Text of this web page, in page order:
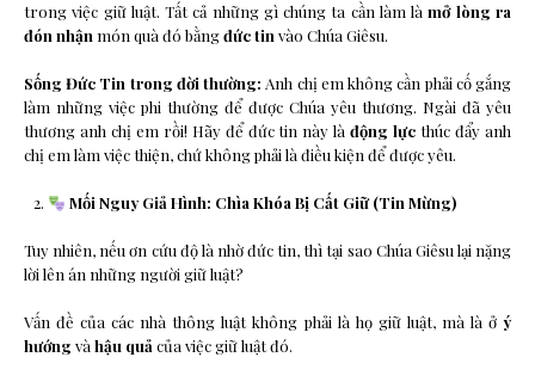
trong việc giữ luật. Tất cả những gì chúng ta cần làm làmở lòng ra
đón nhận món quà đó bằngđức tin vào Chúa Giêsu.
Sống Đức Tin trong đời thường: Anh chị em không cần phải cố gắng
làm những việc phi thường để được Chúa yêu thương. Ngài đã yêu
thương anh chị em rồi! Hãy để đức tin này làđộng lực thúc đẩy anh
chị em làm việc thiện, chứ không phải là điều kiện để được yêu.
Mối Nguy Giả Hình: Chìa Khóa Bị Cất Giữ (Tin Mừng)
Tuy nhiên, nếu ơn cứu độ là nhờ đức tin, thì tại sao Chúa Giêsu lại nặng
lời lên án những người giữ luật?
Vấn đề của các nhà thông luật không phải là họ giữ luật, mà là ở ý
hướng và hậu quả của việc giữ luật đó.